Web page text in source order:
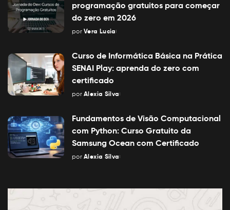
programação gratuitos para começar
do zero em 2026
Posted
por Vera Lucia
Curso de Informática Básica na Prática
SENAI Play: aprenda do zero com
certificado
Posted
por Alexia Silva
Fundamentos de Visão Computacional
com Python: Curso Gratuito da
Samsung Ocean com Certificado
Posted
por Alexia Silva